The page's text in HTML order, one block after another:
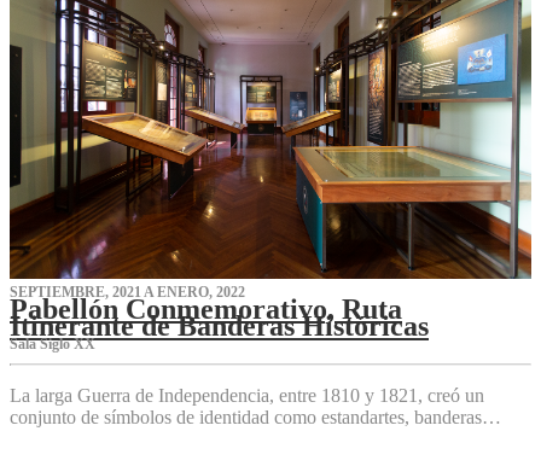
SEPTIEMBRE, 2021 A ENERO, 2022
Pabellón Conmemorativo, Ruta
Itinerante de Banderas Históricas
Sala Siglo XX
La larga Guerra de Independencia, entre 1810 y 1821, creó un
conjunto de símbolos de identidad como estandartes, banderas…